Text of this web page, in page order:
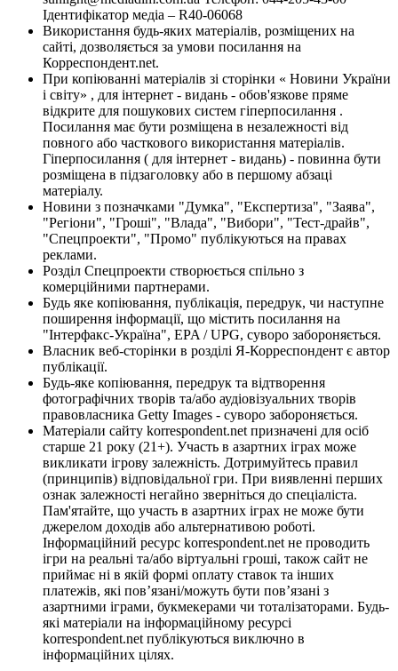
Ідентифікатор медіа – R40-06068
Використання будь-яких матеріалів, розміщених на
сайті, дозволяється за умови посилання на
Корреспондент.net.
При копіюванні матеріалів зі сторінки « Новини України
і світу» , для інтернет - видань - обов'язкове пряме
відкрите для пошукових систем гіперпосилання .
Посилання має бути розміщена в незалежності від
повного або часткового використання матеріалів.
Гіперпосилання ( для інтернет - видань) - повинна бути
розміщена в підзаголовку або в першому абзаці
матеріалу.
Новини з позначками "Думка", "Експертиза", "Заява",
"Регіони", "Гроші", "Влада", "Вибори", "Тест-драйв",
"Спецпроекти", "Промо" публікуються на правах
реклами.
Розділ Спецпроекти створюється спільно з
комерційними партнерами.
Будь яке копіювання, публікація, передрук, чи наступне
поширення інформації, що містить посилання на
"Інтерфакс-Україна", EPA / UPG, суворо забороняється.
Власник веб-сторінки в розділі Я-Корреспондент є автор
публікації.
Будь-яке копіювання, передрук та відтворення
фотографічних творів та/або аудіовізуальних творів
правовласника Getty Images - суворо забороняється.
Матеріали сайту korrespondent.net призначені для осіб
старше 21 року (21+). Участь в азартних іграх може
викликати ігрову залежність. Дотримуйтесь правил
(принципів) відповідальної гри. При виявленні перших
ознак залежності негайно зверніться до спеціаліста.
Пам'ятайте, що участь в азартних іграх не може бути
джерелом доходів або альтернативою роботі.
Інформаційний ресурс korrespondent.net не проводить
ігри на реальні та/або віртуальні гроші, також сайт не
приймає ні в якій формі оплату ставок та інших
платежів, які пов’язані/можуть бути пов’язані з
азартними іграми, букмекерами чи тоталізаторами. Будь-
які матеріали на інформаційному ресурсі
korrespondent.net публікуються виключно в
інформаційних цілях.